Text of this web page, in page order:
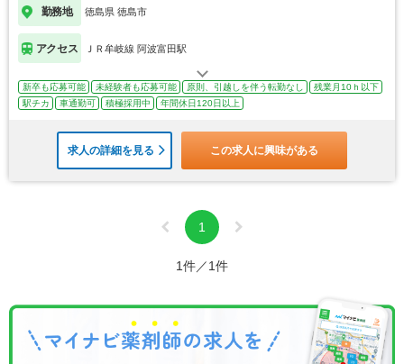
勤務地 徳島県 徳島市
アクセス ＪＲ牟岐線 阿波富田駅
新卒も応募可能 未経験者も応募可能 原則、引越しを伴う転勤なし
残業月10ｈ以下
駅チカ
車通勤可 積極採用中 年間休日120日以上
求人の詳細を見る この求人に興味がある
1
1件／1件